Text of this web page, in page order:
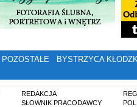
POZOSTAŁE BYSTRZYCA
REDAKCJA
SŁOWNIK PRACODAWCY